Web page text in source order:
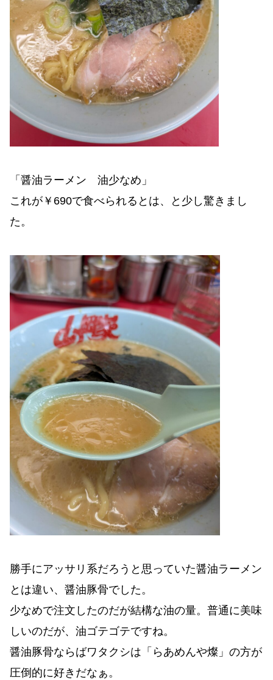
「醤油ラーメン 油少なめ」
これが￥690で食べられるとは、と少し驚きまし
た。
勝手にアッサリ系だろうと思っていた醤油ラーメン
とは違い、醤油豚骨でした。
少なめで注文したのだが結構な油の量。普通に美味
しいのだが、油ゴテゴテですね。
醤油豚骨ならばワタクシは「らあめんや燦」の方が
圧倒的に好きだなぁ。